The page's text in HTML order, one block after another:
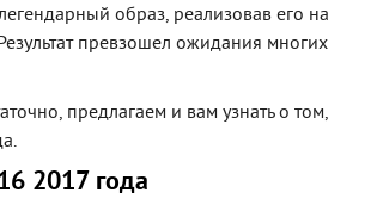
образ, реализовав его на
превзошел ожидания многих
предлагаем и вам узнать о том,
2017 года